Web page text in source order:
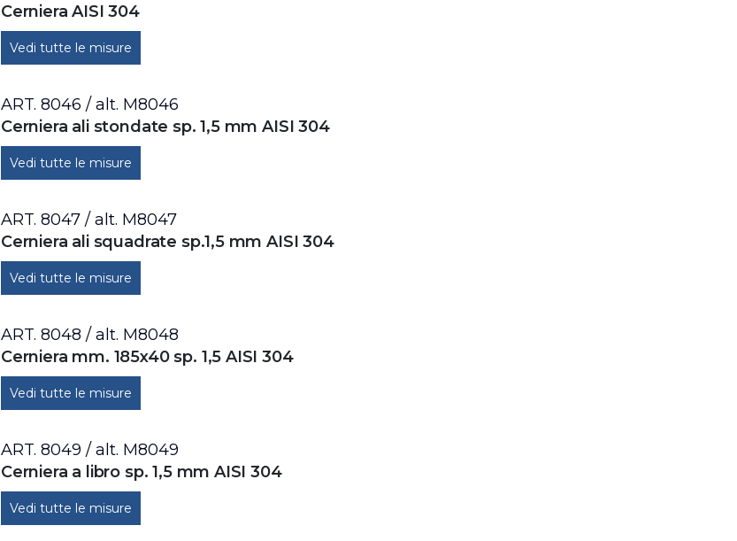
Cerniera AISI 304
Vedi tutte le misure
ART. 8046 / alt. M8046
Cerniera ali stondate sp. 1,5 mm AISI 304
Vedi tutte le misure
ART. 8047 / alt. M8047
Cerniera ali squadrate sp.1,5 mm AISI 304
Vedi tutte le misure
ART. 8048 / alt. M8048
Cerniera mm. 185x40 sp. 1,5 AISI 304
Vedi tutte le misure
ART. 8049 / alt. M8049
Cerniera a libro sp. 1,5 mm AISI 304
Vedi tutte le misure